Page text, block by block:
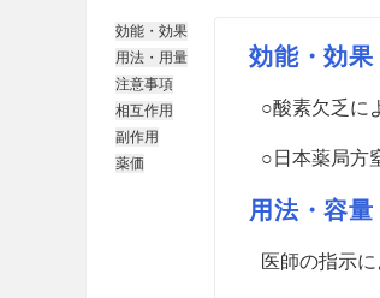
効能・効果
用法・用量
注意事項
相互作用
副作用
薬価
効能・効果
○酸素欠乏に
○日本薬局方
用法・容量
医師の指示に